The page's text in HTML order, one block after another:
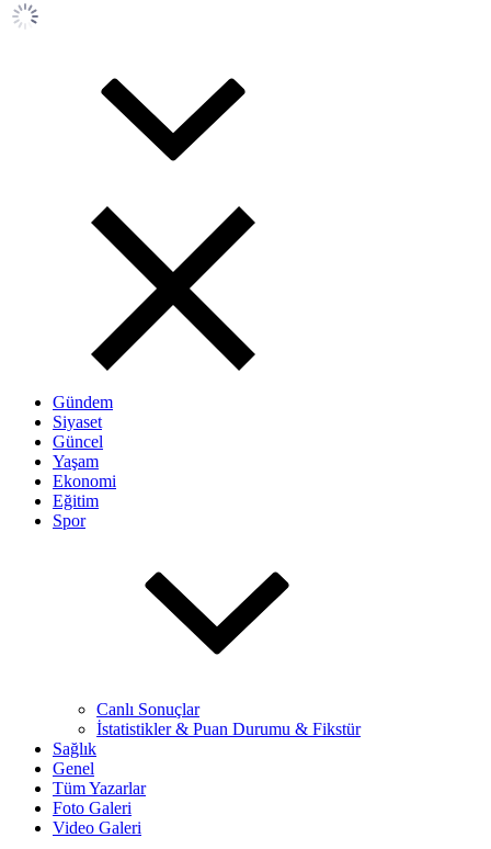
Gündem
Siyaset
Güncel
Yaşam
Ekonomi
Eğitim
Spor
Canlı Sonuçlar
İstatistikler & Puan Durumu & Fikstür
Sağlık
Genel
Tüm Yazarlar
Foto Galeri
Video Galeri